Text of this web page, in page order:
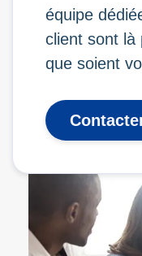
équipe
client sont là
que soient